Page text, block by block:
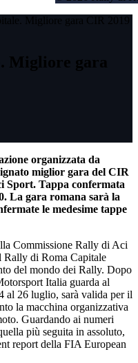
Migliore gara CIR 2019
Migliore gara
organizzata da
miglior gara del CIR
Sport. Tappa confermata
La gara romana sarà la
le medesime tappe
Commissione Rally di Aci
Rally di Roma Capitale
del mondo dei Rally. Dopo
Italia guarda al
al 26 luglio, sarà valida per il
la macchina organizzativa
Guardando ai numeri
più seguita in assoluto,
report della FIA European